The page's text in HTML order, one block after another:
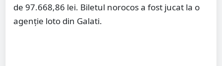
de 97.668,86 lei. Biletul norocos a fost jucat la o
agenție loto din Galati.